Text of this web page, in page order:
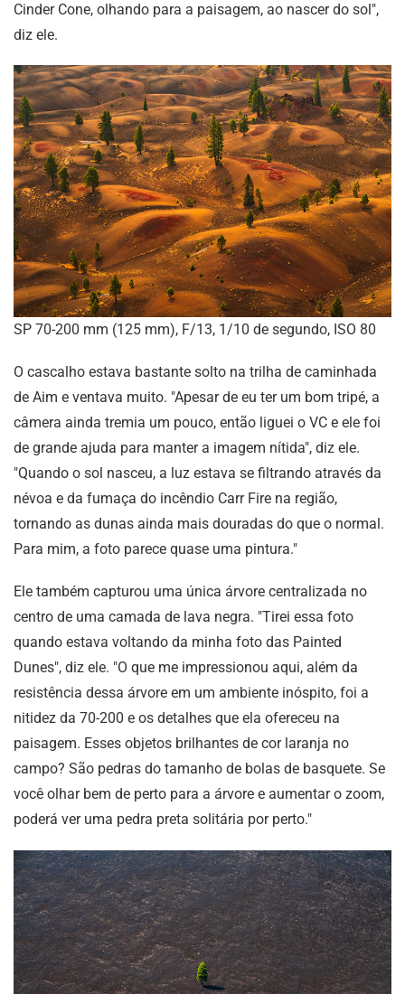
Cinder Cone, olhando para a paisagem, ao nascer do sol",
diz ele.
SP 70-200 mm (125 mm), F/13, 1/10 de segundo, ISO 80
O cascalho estava bastante solto na trilha de caminhada
de Aim e ventava muito. "Apesar de eu ter um bom tripé, a
câmera ainda tremia um pouco, então liguei o VC e ele foi
de grande ajuda para manter a imagem nítida", diz ele.
"Quando o sol nasceu, a luz estava se filtrando através da
névoa e da fumaça do incêndio Carr Fire na região,
tornando as dunas ainda mais douradas do que o normal.
Para mim, a foto parece quase uma pintura."
Ele também capturou uma única árvore centralizada no
centro de uma camada de lava negra. "Tirei essa foto
quando estava voltando da minha foto das Painted
Dunes", diz ele. "O que me impressionou aqui, além da
resistência dessa árvore em um ambiente inóspito, foi a
nitidez da 70-200 e os detalhes que ela ofereceu na
paisagem. Esses objetos brilhantes de cor laranja no
campo? São pedras do tamanho de bolas de basquete. Se
você olhar bem de perto para a árvore e aumentar o zoom,
poderá ver uma pedra preta solitária por perto."